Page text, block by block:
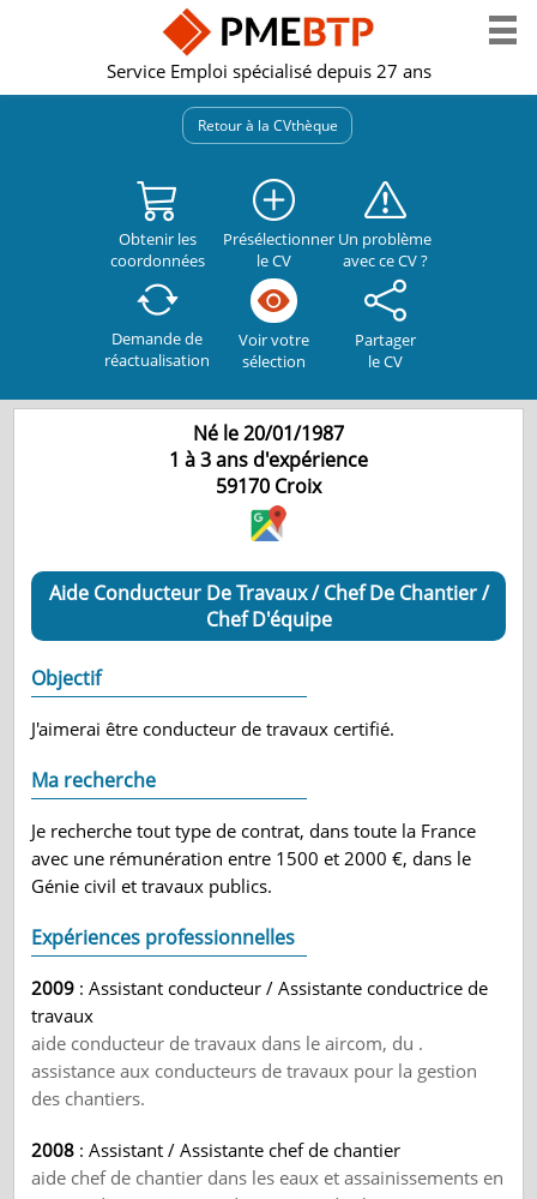
Service Emploi spécialisé depuis 27 ans
Retour à la CVthèque
Obtenir les
coordonnées
Présélectionner
le CV
Un problème
avec ce CV ?
Demande de
réactualisation
Voir votre
sélection
Partager
le CV
Né le 20/01/1987
1 à 3 ans d'expérience
59170 Croix
Aide Conducteur De Travaux / Chef De Chantier /
Chef D'équipe
Objectif
J'aimerai être conducteur de travaux certifié.
Ma recherche
Je recherche tout type de contrat, dans toute la France
avec une rémunération entre 1500 et 2000 €, dans le
Génie civil et travaux publics.
Expériences professionnelles
2009 : Assistant conducteur / Assistante conductrice de
travaux
aide conducteur de travaux dans le aircom, du .
assistance aux conducteurs de travaux pour la gestion
des chantiers.
2008 : Assistant / Assistante chef de chantier
aide chef de chantier dans les eaux et assainissements en